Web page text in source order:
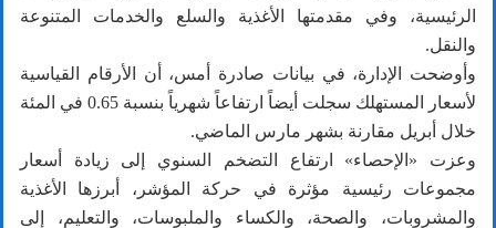
الرئيسية، وفي مقدمتها الأغذية والسلع والخدمات المتنوعة
والنقل.
وأوضحت الإدارة، في بيانات صادرة أمس، أن الأرقام القياسية
لأسعار المستهلك سجلت أيضاً ارتفاعاً شهرياً بنسبة 0.65 في المئة
خلال أبريل مقارنة بشهر مارس الماضي.
وعزت «الإحصاء» ارتفاع التضخم السنوي إلى زيادة أسعار
مجموعات رئيسية مؤثرة في حركة المؤشر، أبرزها الأغذية
والمشروبات، والصحة، والكساء والملبوسات، والتعليم، إلى